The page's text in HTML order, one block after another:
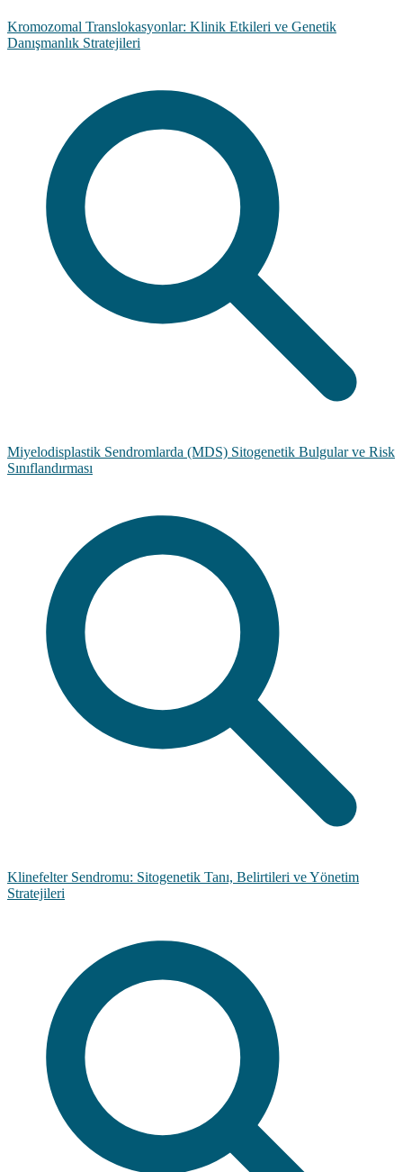
Kromozomal Translokasyonlar: Klinik Etkileri ve Genetik
Danışmanlık Stratejileri
Miyelodisplastik Sendromlarda (MDS) Sitogenetik Bulgular ve Risk
Sınıflandırması
Klinefelter Sendromu: Sitogenetik Tanı, Belirtileri ve Yönetim
Stratejileri